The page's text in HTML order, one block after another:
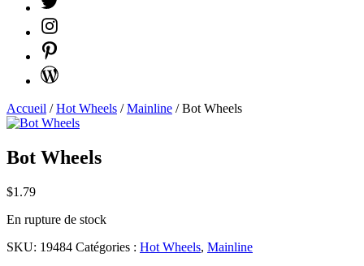
Instagram
Pinterest
WordPress
Accueil /Hot Wheels /Mainline / Bot Wheels
Bot Wheels
$1.79
En rupture de stock
SKU: 19484 Catégories : Hot Wheels, Mainline